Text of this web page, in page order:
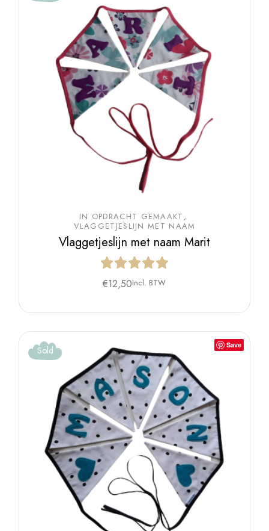
IN OPDRACHT GEMAAKT
VLAGGETJESLIJN MET NAAM
Vlaggetjeslijn met naam Marit
€12,50Incl. BTW
Save
Sold